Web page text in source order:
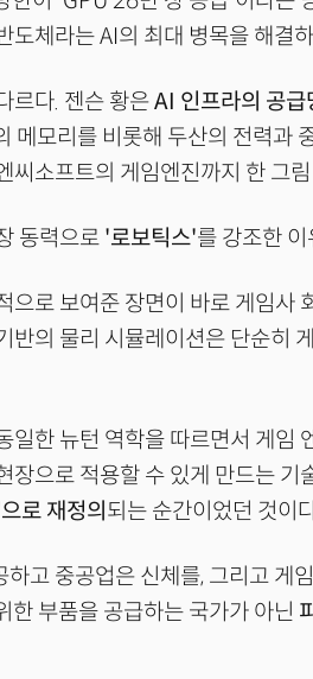
도체라는 AI의 최대 병목을 해결
르다. 젠슨 황은AI 인프라의 공급
메모리를 비롯해 두산의 전력과
씨소프트의 게임엔진까지 한 그
동력으로 '로보틱스'를 강조한
으로 보여준 장면이 바로 게임사
반의 물리 시뮬레이션은 단순히
일한 뉴턴 역학을 따르면서 게임
장으로 적용할 수 있게 만드는 기
로 재정의 되는 순간이었던 것이
하고 중공업은 신체를, 그리고 게
한 부품을 공급하는 국가가 아닌